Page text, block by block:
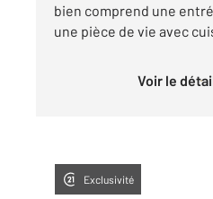
bien comprend une
une pièce de vie avec
Voir le
Exclusivité